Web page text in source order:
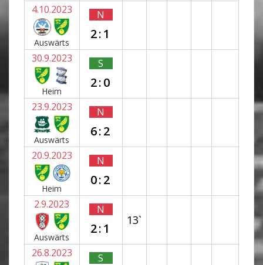
4.10.2023
Auswärts
N
2:1
30.9.2023
Heim
S
2:0
23.9.2023
Auswärts
N
6:2
20.9.2023
Heim
N
0:2
2.9.2023
Auswärts
N
2:1
13`
26.8.2023 S